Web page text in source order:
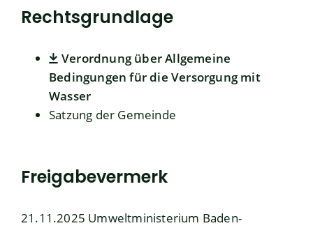
Rechtsgrundlage
Verordnung über Allgemeine
Bedingungen für die Versorgung mit
Wasser
Satzung der Gemeinde
Freigabevermerk
21.11.2025 Umweltministerium Baden-